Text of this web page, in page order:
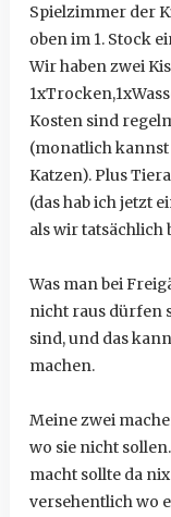
Spielzimmer der
oben im 1. Stock
Wir haben zwei
Kosten sind
(monatlich kannst
Katzen). Plus
(das hab ich jetzt
als wir tatsächlich
Was man bei
nicht raus dürfen
sind, und das
machen.
Meine zwei
wo sie nicht
macht sollte da
versehentlich wo